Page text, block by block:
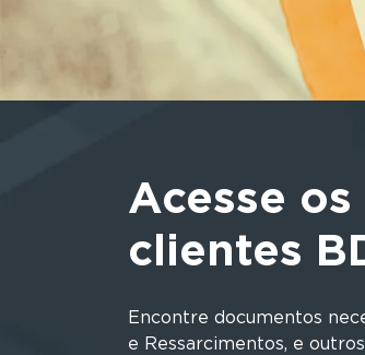
Acesse
clientes
Encontre documentos
e Ressarcimentos, e